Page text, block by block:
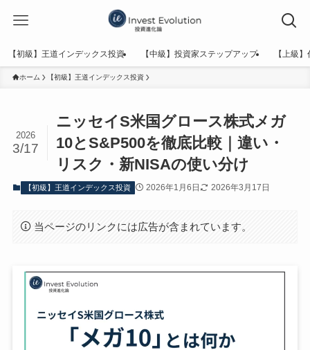
【初級】王道インデックス投資 【中級】投資家ステップアップ 【上級
ホーム 【初級】王道インデックス投資
ニッセイS米国グロース株式メガ
10とS&P500を徹底比較｜違い・
リスク・新NISAの使い分け
2026
3/17
【初級】王道インデックス投資 2026年1月6日 2026年3月17日
当ページのリンクには広告が含まれています。